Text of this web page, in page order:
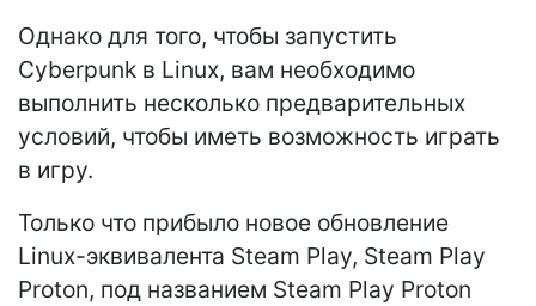
Однако для того, чтобы запустить
Cyberpunk в Linux, вам необходимо
выполнить несколько предварительных
условий, чтобы иметь возможность играть
в игру.
Только что прибыло новое обновление
Linux-эквивалента Steam Play, Steam Play
Proton, под названием Steam Play Proton